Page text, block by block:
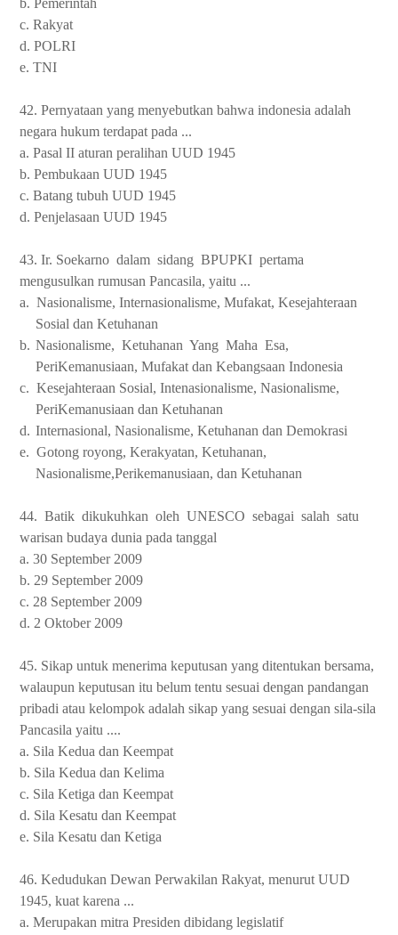
b. Pemerintah
c. Rakyat
d. POLRI
e. TNI
42. Pernyataan yang menyebutkan bahwa indonesia adalah
negara hukum terdapat pada ...
a. Pasal II aturan peralihan UUD 1945
b. Pembukaan UUD 1945
c. Batang tubuh UUD 1945
d. Penjelasaan UUD 1945
43. Ir. Soekarno dalam sidang BPUPKI pertama
mengusulkan rumusan Pancasila, yaitu ...
a. Nasionalisme, Internasionalisme, Mufakat, Kesejahteraan
Sosial dan Ketuhanan
b. Nasionalisme, Ketuhanan Yang Maha Esa,
PeriKemanusiaan, Mufakat dan Kebangsaan Indonesia
c. Kesejahteraan Sosial, Intenasionalisme, Nasionalisme,
PeriKemanusiaan dan Ketuhanan
d. Internasional, Nasionalisme, Ketuhanan dan Demokrasi
e. Gotong royong, Kerakyatan, Ketuhanan,
Nasionalisme,Perikemanusiaan, dan Ketuhanan
44. Batik dikukuhkan oleh UNESCO sebagai salah satu
warisan budaya dunia pada tanggal
a. 30 September 2009
b. 29 September 2009
c. 28 September 2009
d. 2 Oktober 2009
45. Sikap untuk menerima keputusan yang ditentukan bersama,
walaupun keputusan itu belum tentu sesuai dengan pandangan
pribadi atau kelompok adalah sikap yang sesuai dengan sila-sila
Pancasila yaitu ....
a. Sila Kedua dan Keempat
b. Sila Kedua dan Kelima
c. Sila Ketiga dan Keempat
d. Sila Kesatu dan Keempat
e. Sila Kesatu dan Ketiga
46. Kedudukan Dewan Perwakilan Rakyat, menurut UUD
1945, kuat karena ...
a. Merupakan mitra Presiden dibidang legislatif